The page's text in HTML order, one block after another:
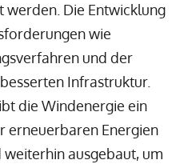
werden. Die Entwicklung
wie
und der
Infrastruktur.
die Windenergie ein
erneuerbaren Energien
ausgebaut, um